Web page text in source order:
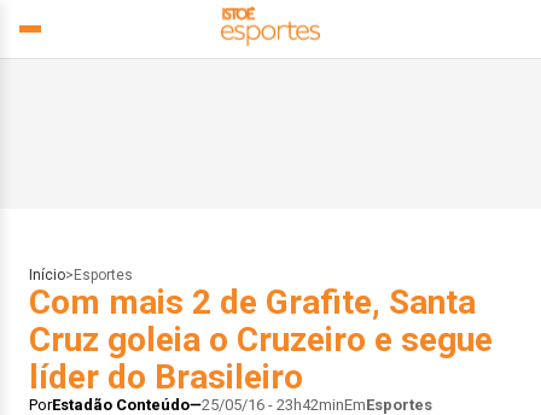
Início> Esportes
Com mais 2 de Grafite, Santa
Cruz goleia o Cruzeiro e segue
líder do Brasileiro
PorEstadão Conteúdo 25/05/16 - 23h42minEmEsportes